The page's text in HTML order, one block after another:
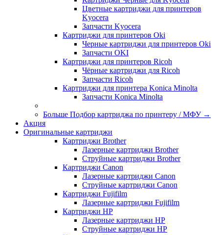
Цветные картриджи для принтеров
Kyocera
Запчасти Kyocera
Картриджи для принтеров Oki
Черные картриджи для принтеров Oki
Запчасти OKI
Картриджи для принтеров Ricoh
Чёрные картриджи для Ricoh
Запчасти Ricoh
Картриджи для принтера Konica Minolta
Запчасти Koniсa Minolta
Больше Подбор картриджа по принтеру / МФУ →
Акция
Оригинальные картриджи
Картриджи Brother
Лазерные картриджи Brother
Струйные картриджи Brother
Картриджи Canon
Лазерные картриджи Canon
Струйные картриджи Canon
Картриджи Fujifilm
Лазерные картриджи Fujifilm
Картриджи HP
Лазерные картриджи HP
Струйные картриджи HP